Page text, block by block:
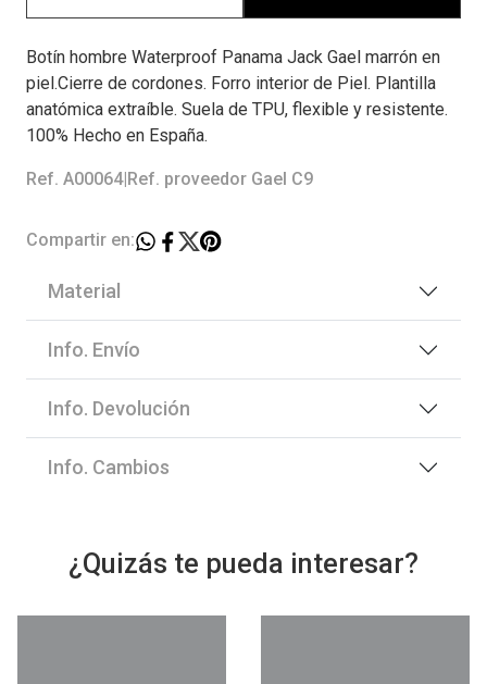
Botín hombre Waterproof Panama Jack Gael marrón en
piel.Cierre de cordones. Forro interior de Piel. Plantilla
anatómica extraíble. Suela de TPU, flexible y resistente.
100% Hecho en España.
Ref. A00064| Ref. proveedor Gael C9
Compartir en:
Material
Info. Envío
Info. Devolución
Info. Cambios
¿Quizás te pueda interesar?